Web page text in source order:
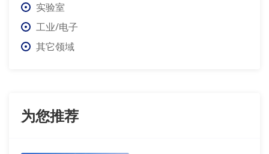
实验室
工业/电子
其它领域
为您推荐